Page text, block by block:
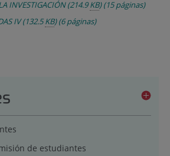
INVESTIGACIÓN(214.9KB)(15 páginas)
IV(132.5KB)(6 páginas)
de estudiantes